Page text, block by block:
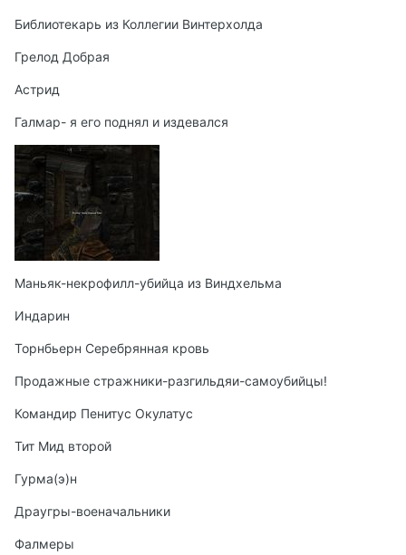
Библиотекарь из Коллегии Винтерхолда
Грелод Добрая
Астрид
Галмар- я его поднял и издевался
Маньяк-некрофилл-убийца из Виндхельма
Индарин
Торнбьерн Серебрянная кровь
Продажные стражники-разгильдяи-самоубийцы!
Командир Пенитус Окулатус
Тит Мид второй
Гурма(э)н
Драугры-военачальники
Фалмеры